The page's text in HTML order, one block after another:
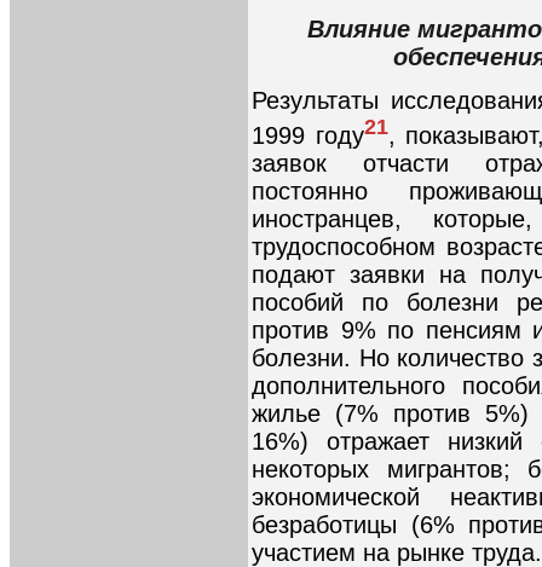
Влияние
Результаты
1999 году21,
заявок отчасти
постоянно
иностранцев,
трудоспособном
подают заявки на
пособий по болезни
против 9% по пенсиям
болезни. Но количество
дополнительного
жилье (7% против 5%)
16%) отражает низкий
некоторых мигрантов;
экономической
безработицы (6%
участием на рынке труда.